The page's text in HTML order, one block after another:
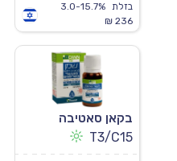
בזלת 3.0-15.7%
236 ₪
בקאן סאטיבה
T3/C15